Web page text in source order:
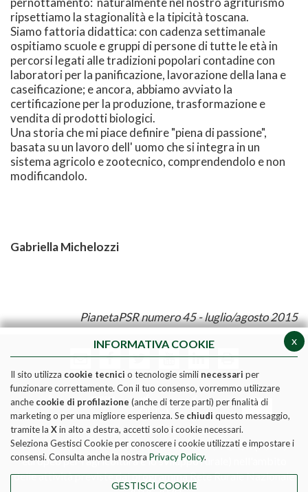
ripsettiamo la stagionalità e la tipicità toscana.
Siamo fattoria didattica: con cadenza settimanale
ospitiamo scuole e gruppi di persone di tutte le età in
percorsi legati alle tradizioni popolari contadine con
laboratori per la panificazione, lavorazione della lana e
caseificazione; e ancora, abbiamo avviato la
certificazione per la produzione, trasformazione e
vendita di prodotti biologici.
Una storia che mi piace definire "piena di passione",
basata su un lavoro dell' uomo che si integra in un
sistema agricolo e zootecnico, comprendendolo e non
modificandolo.
Gabriella Michelozzi
PianetaPSR numero 45 - luglio/agosto 2015
Pubblicazione realizzata con il contributo FEASR (Fondo
europeo per l'agricoltura e lo sviluppo rurale) nell'ambito
delle attività previste dal programma Rete Rurale Nazionale
x
INFORMATIVA COOKIE
Il sito utilizza cookie tecnici o tecnologie simili necessari per
funzionare correttamente. Con il tuo consenso, vorremmo utilizzare
anche cookie di profilazione (anche di terze parti) per finalità di
marketing o per una migliore esperienza. Se chiudi questo messaggio,
tramite la Xin alto a destra, accetti solo i cookie necessari.
Seleziona Gestisci Cookie per conoscere i cookie utilizzati e impostare i
consensi. Consulta anche la nostra Privacy Policy.
GESTISCI COOKIE